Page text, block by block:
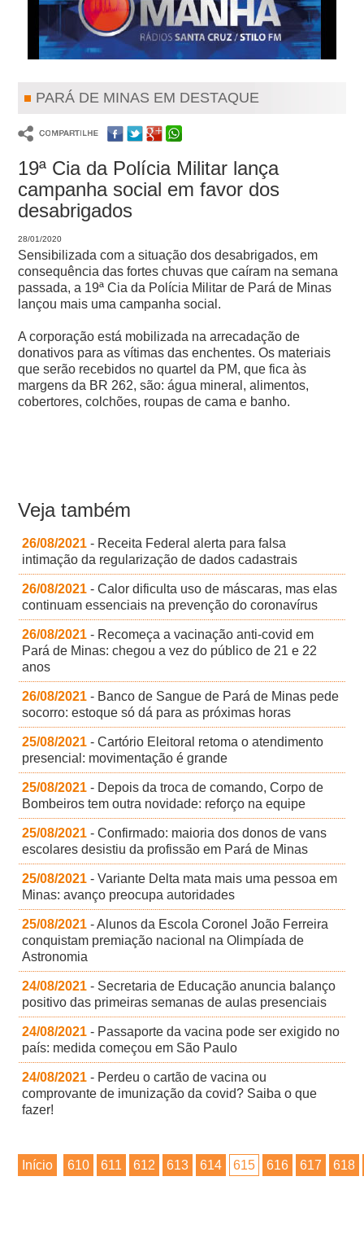
PARÁ DE MINAS EM DESTAQUE
19ª Cia da Polícia Militar lança
campanha social em favor dos
desabrigados
28/01/2020
Sensibilizada com a situação dos desabrigados, em
consequência das fortes chuvas que caíram na semana
passada, a 19ª Cia da Polícia Militar de Pará de Minas
lançou mais uma campanha social.
A corporação está mobilizada na arrecadação de
donativos para as vítimas das enchentes. Os materiais
que serão recebidos no quartel da PM, que fica às
margens da BR 262, são: água mineral, alimentos,
cobertores, colchões, roupas de cama e banho.
Veja também
26/08/2021 - Receita Federal alerta para falsa
intimação da regularização de dados cadastrais
26/08/2021 - Calor dificulta uso de máscaras, mas elas
continuam essenciais na prevenção do coronavírus
26/08/2021 - Recomeça a vacinação anti-covid em
Pará de Minas: chegou a vez do público de 21 e 22
anos
26/08/2021 - Banco de Sangue de Pará de Minas pede
socorro: estoque só dá para as próximas horas
25/08/2021 - Cartório Eleitoral retoma o atendimento
presencial: movimentação é grande
25/08/2021 - Depois da troca de comando, Corpo de
Bombeiros tem outra novidade: reforço na equipe
25/08/2021 - Confirmado: maioria dos donos de vans
escolares desistiu da profissão em Pará de Minas
25/08/2021 - Variante Delta mata mais uma pessoa em
Minas: avanço preocupa autoridades
25/08/2021 - Alunos da Escola Coronel João Ferreira
conquistam premiação nacional na Olimpíada de
Astronomia
24/08/2021 - Secretaria de Educação anuncia balanço
positivo das primeiras semanas de aulas presenciais
24/08/2021 - Passaporte da vacina pode ser exigido no
país: medida começou em São Paulo
24/08/2021 - Perdeu o cartão de vacina ou
comprovante de imunização da covid? Saiba o que
fazer!
Início 610 611 612 613 614 615 616 617 618